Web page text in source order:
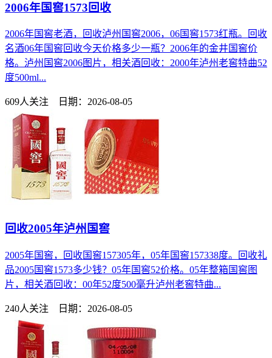
2006年国窖1573回收
2006年国窖老酒，回收泸州国窖2006，06国窖1573红瓶。回收
名酒06年国窖回收今天价格多少一瓶？2006年的金井国窖价
格。泸州国窖2006图片，相关酒回收：2000年泸州老窖特曲52
度500ml...
609人关注 日期：2026-08-05
回收2005年泸州国窖
2005年国窖，回收国窖157305年，05年国窖157338度。回收礼
品2005国窖1573多少钱？05年国窖52价格。05年整箱国窖图
片，相关酒回收：00年52度500毫升泸州老窖特曲...
240人关注 日期：2026-08-05